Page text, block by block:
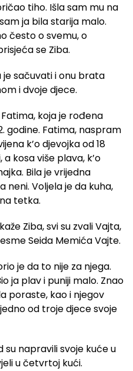
tiho. Išla sam mu na
ja bila starija malo.
često o svemu, o
se Ziba.
je sačuvati i onu brata
i dvoje djece.
koja je rođena
godine. Fatima, naspram
k’o djevojka od 18
kosa više plava, k’o
Bila je vrijedna
neni. Voljela je da kuha,
tetka.
Ziba, svi su zvali Vajta,
Seida Memića Vajte.
je da to nije za njega.
ja plav i puniji malo. Znao
poraste, kao i njegov
od troje djece svoje
su napravili svoje kuće u
u četvrtoj kući.